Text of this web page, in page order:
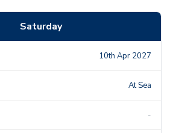
Saturday
10th Apr 2027
At Sea
-